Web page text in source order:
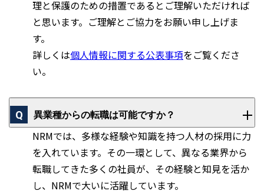
理と保護のための措置であるとご理解いただければ
と思います。ご理解とご協力をお願い申し上げま
す。
詳しくは個人情報に関する公表事項をご覧くださ
い。
異業種からの転職は可能ですか？
NRMでは、多様な経験や知識を持つ人材の採用に力
を入れています。その一環として、異なる業界から
転職してきた多くの社員が、その経験と知見を活か
し、NRMで大いに活躍しています。